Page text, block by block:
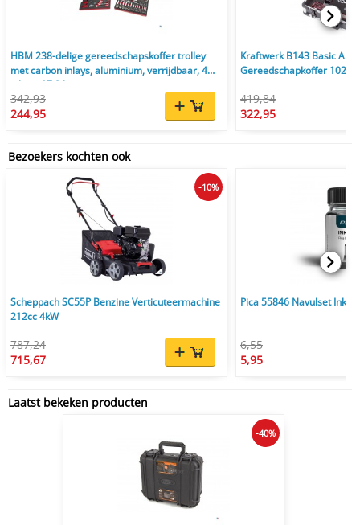
HBM 238-delige gereedschapskoffer trolley
met carbon inlays, aluminium, verrijdbaar, 4
inlays, 17,9 kg
342,93
244,95
Kraftwerk B143 Basic
Gereedschapkoffer 102-
419,84
322,95
Bezoekers kochten ook
Scheppach SC55P Benzine Verticuteermachine
212cc 4kW
787,24
715,67
-10%
Pica 55846 Navulset Ink
6,55
5,95
Laatst bekeken producten
-40%